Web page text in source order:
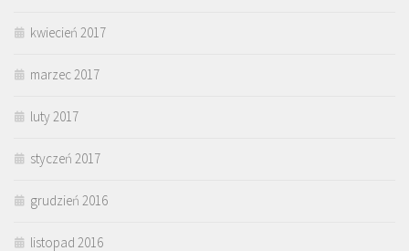
kwiecień 2017
marzec 2017
luty 2017
styczeń 2017
grudzień 2016
listopad 2016